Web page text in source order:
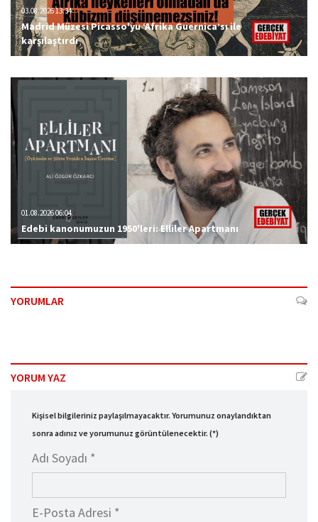
03.08.2026 13:34
Madrid Müzesi Picasso'yu ‘Afrika Guernica’sı ile
karşılaştırdı
01.08.2026 06:04
Edebi kanonumuzun 1950'leri: Elliler Apartmanı
YORUMLAR
YORUM YAZ
Kişisel bilgileriniz paylaşılmayacaktır. Yorumunuz onaylandıktan
sonra adınız ve yorumunuz görüntülenecektir. (*)
Adı Soyadı *
E-Posta Adresi *